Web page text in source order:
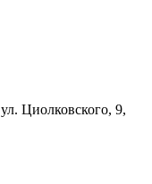
ул. Циолковского, 9,